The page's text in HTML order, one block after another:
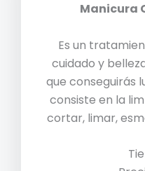
Manicura
Es un
cuidado y
que conseguirás
consiste en la
cortar, limar,